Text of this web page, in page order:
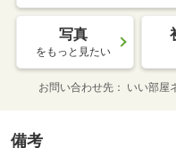
写真
をもっと見たい
お問い合わせ先 いい部屋
備考